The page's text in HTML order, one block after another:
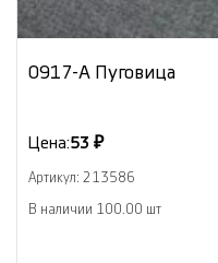
0917-А Пуговица
Цена:53 ₽
Артикул: 213586
В наличии 100.00 шт